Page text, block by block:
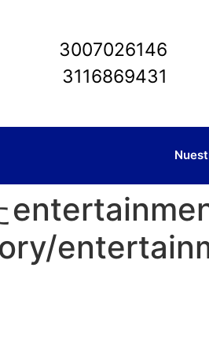
3007026146
3116869431